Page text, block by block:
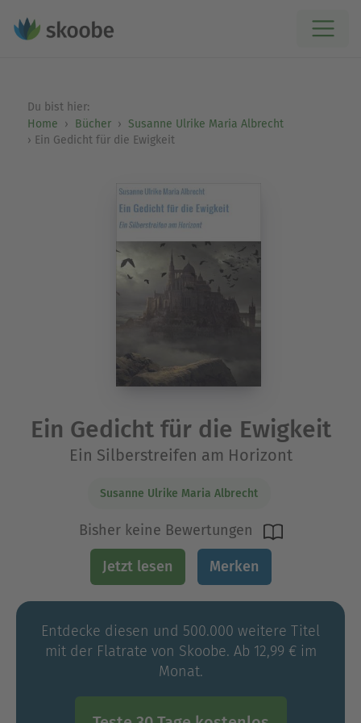
Du bist hier:
Home
Bücher
Susanne Ulrike Maria Albrecht
Ein Gedicht für die Ewigkeit
Ein Gedicht für die Ewigkeit
Ein Silberstreifen am Horizont
Susanne Ulrike Maria Albrecht
Bisher keine Bewertungen
Jetzt lesen Merken
Entdecke diesen und 500.000 weitere Titel
mit der Flatrate von Skoobe. Ab 12,99 € im
Monat.